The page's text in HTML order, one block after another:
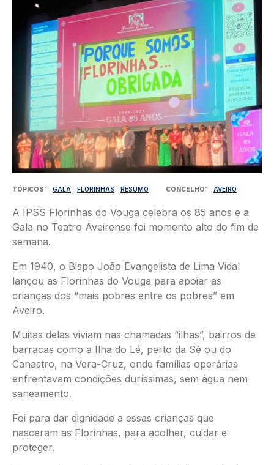
TÓPICOS GALA FLORINHAS RESUMO CONCELHO AVEIRO
A IPSS Florinhas do Vouga celebra os 85 anos e a
Gala no Teatro Aveirense foi momento alto do fim de
semana.
Em 1940, o Bispo João Evangelista de Lima Vidal
lançou as Florinhas do Vouga para apoiar as
crianças dos “mais pobres entre os pobres” em
Aveiro.
Muitas delas viviam nas chamadas “ilhas”, bairros de
barracas como a Ilha do Lé, perto da Sé ou do
Canastro, na Vera-Cruz, onde famílias operárias
enfrentavam condições duríssimas, sem água nem
saneamento.
Foi para dar dignidade a essas crianças que
nasceram as Florinhas, para acolher, cuidar e
proteger.